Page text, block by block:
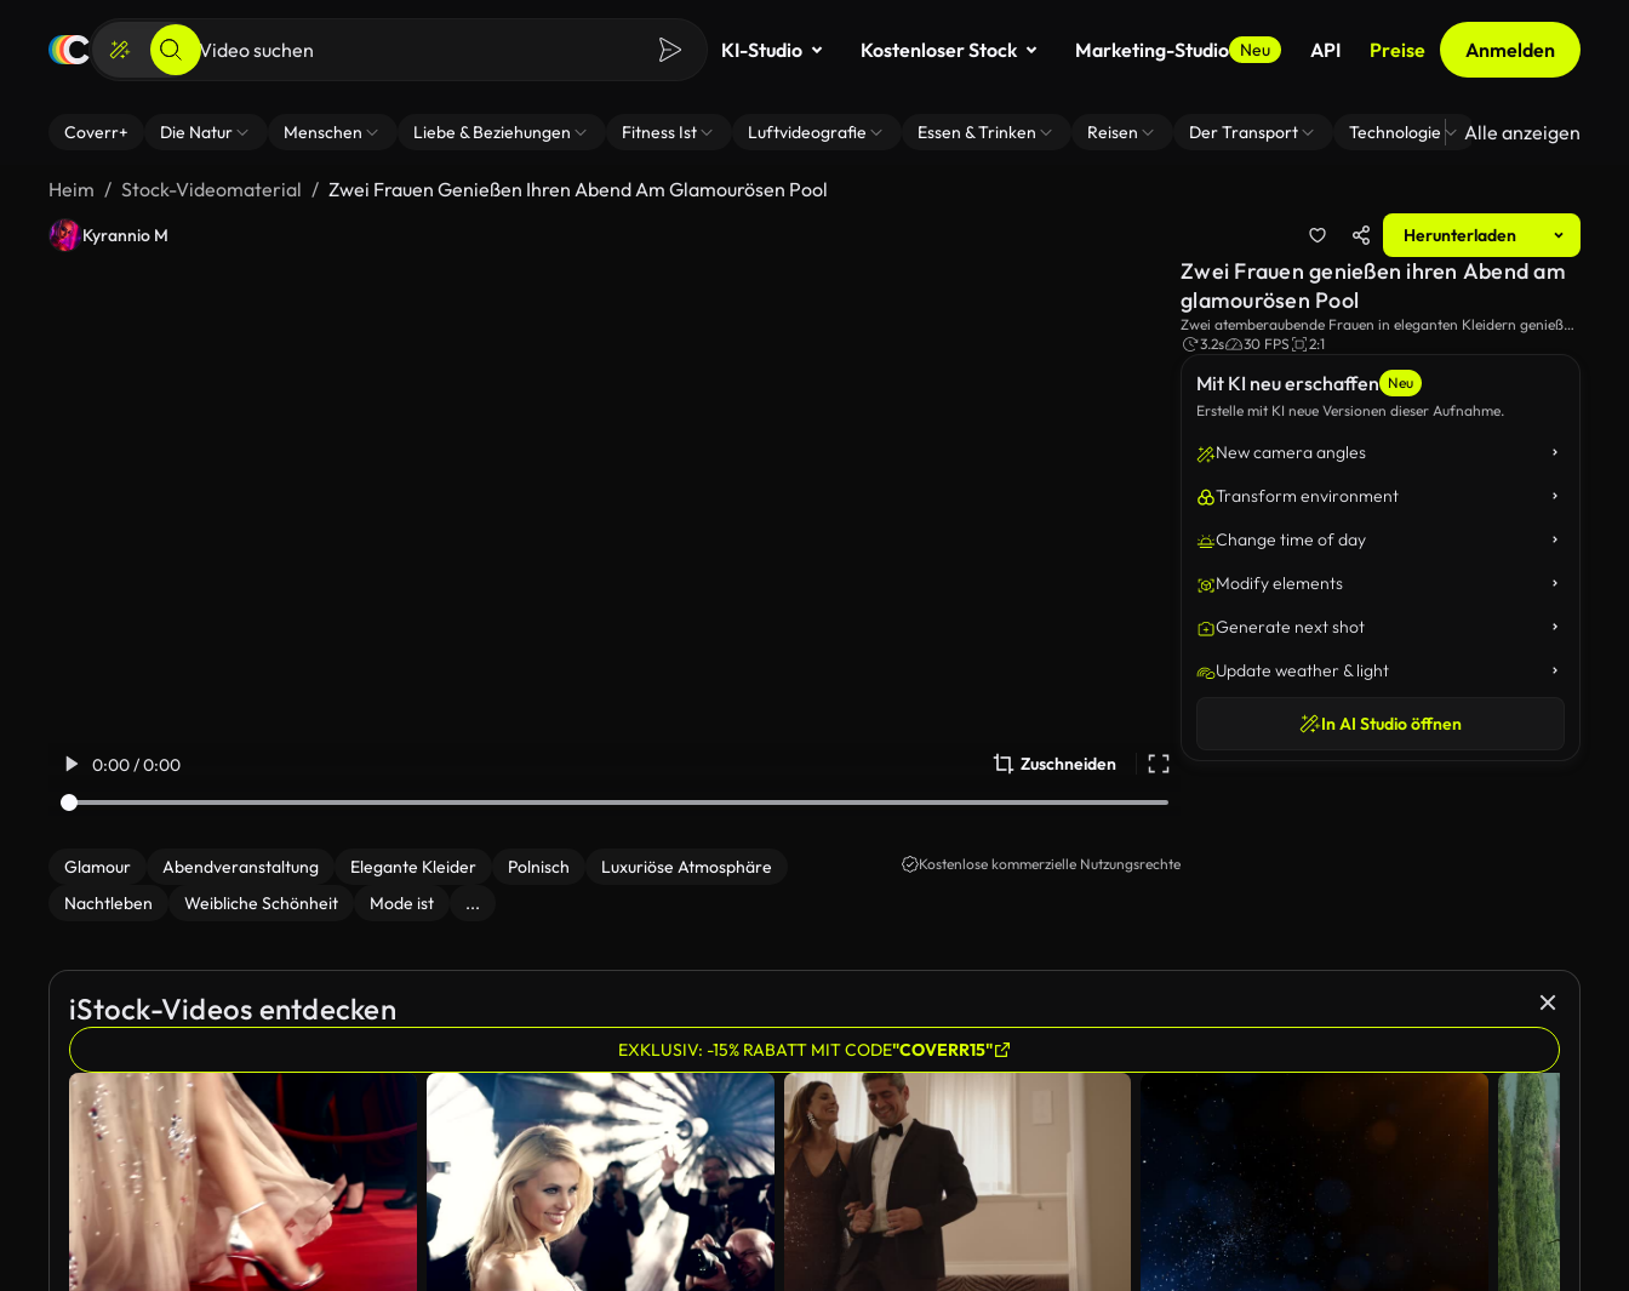
KI-Studio Kostenloser Stock Marketing-Studio Neu API Preise Anmelden
Coverr+ Die Natur Menschen Liebe & Beziehungen Fitness Ist Luftvideografie Essen & Trinken Reisen Der Transport Technologie Zoom Virtuelle
Alle anzeigen
Heim Stock-Videomaterial Zwei Frauen Genießen Ihren Abend Am Glamourösen Pool
Kyrannio M Herunterladen
0:00 / 0:00 Zuschneiden
Glamour Abendveranstaltung Elegante Kleider Polnisch
Luxuriöse Atmosphäre
Nachtleben
Weibliche Schönheit Mode ist ...
Kostenlose kommerzielle Nutzungsrechte
Mit KI neu erschaffen Neu
Erstelle mit KI neue Versionen dieser Aufnahme.
New camera angles
Transform environment
Change time of day
Modify elements
Generate next shot
Update weather & light
In AI Studio öffnen
Zwei Frauen genießen ihren Abend am
glamourösen Pool
Zwei atemberaubende Frauen in eleganten Kleidern genießen
eine luxuriöse Veranstaltung am Pool. Einer von ihnen schaut
3.2s 30 FPS 2:1
iStock-Videos entdecken
EXKLUSIV: -15% RABATT MIT CODE"COVERR15"